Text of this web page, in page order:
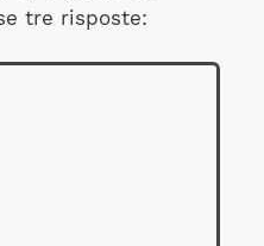
tre risposte: